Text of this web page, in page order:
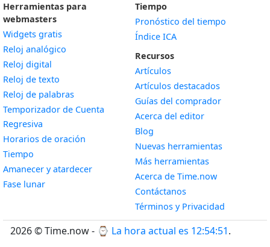
Herramientas para
webmasters
Widgets gratis
Reloj analógico
Reloj digital
Reloj de texto
Reloj de palabras
Temporizador de Cuenta
Regresiva
Horarios de oración
Tiempo
Amanecer y atardecerWidget
Fase lunarWidget
Tiempo
Pronóstico del tiempo
Índice ICA
Recursos
Artículos
Artículos destacados
Guías del comprador
Acerca del editor
Blog
Nuevas herramientas
Más herramientas
Acerca de Time.now
Contáctanos
Términos y Privacidad
2026 © Time.now - ⌚ La hora actual es 12:54:52.